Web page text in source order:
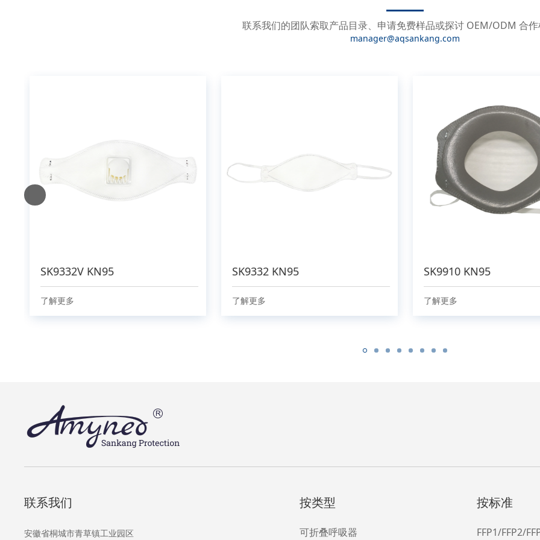
联系我们的团队索取产品目录、申请免费样品或探讨 OEM/ODM 合
manager@aqsankang.com
SK9332V KN95
了解更多
SK9332 KN95
了解更多
SK9910 KN95
了解更多
联系我们
安徽省桐城市青草镇工业园区
按类型
可折叠呼吸器
按标准
FFP1/FFP2/